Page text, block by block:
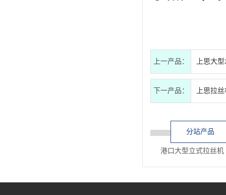
上一产品： 上思大
下一产品： 上思拉
分站产品
港口大型立式拉丝机